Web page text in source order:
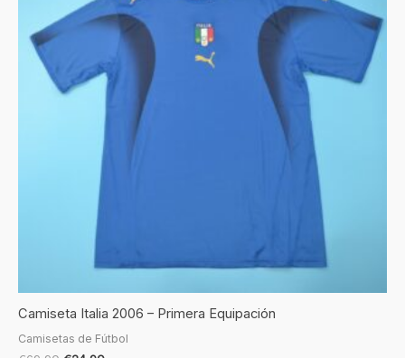
Camiseta Italia 2006 – Primera Equipación
Camisetas de Fútbol